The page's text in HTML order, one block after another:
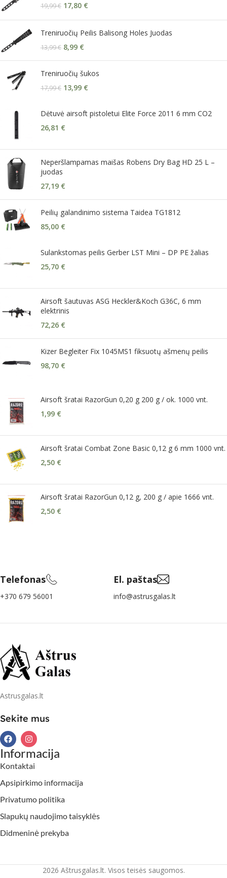
19,99€ 17,80 €
Treniruočių Peilis Balisong Holes Juodas
13,99€ 8,99 €
Treniruočių šukos
17,99€ 13,99 €
Dėtuvė airsoft pistoletui Elite Force 2011 6 mm CO2
26,81 €
Neperšlampamas maišas Robens Dry Bag HD 25 L –
juodas
27,19 €
Peilių galandinimo sistema Taidea TG1812
85,00 €
Sulankstomas peilis Gerber LST Mini – DP PE žalias
25,70 €
Airsoft šautuvas ASG Heckler&Koch G36C, 6 mm
elektrinis
72,26 €
Kizer Begleiter Fix 1045MS1 fiksuotų ašmenų peilis
98,70 €
Airsoft šratai RazorGun 0,20 g 200 g / ok. 1000 vnt.
1,99 €
Airsoft šratai Combat Zone Basic 0,12 g 6 mm 1000 vnt.
2,50 €
Airsoft šratai RazorGun 0,12 g, 200 g / apie 1666 vnt.
2,50 €
Telefonas
+370 679 56001
El. paštas
info@astrusgalas.lt
Astrusgalas.lt
Sekite mus
Informacija
Kontaktai
Apsipirkimo informacija
Privatumo politika
Slapukų naudojimo taisyklės
Didmeninė prekyba
2026 Aštrusgalas.lt. Visos teisės saugomos.